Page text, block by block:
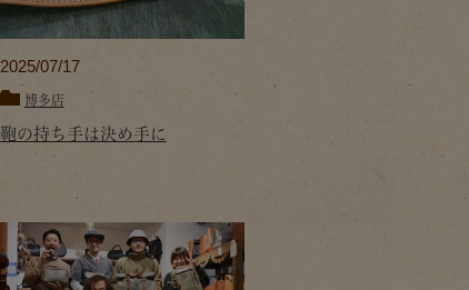
2025/07/17
博多店
鞄の持ち手は決め手に